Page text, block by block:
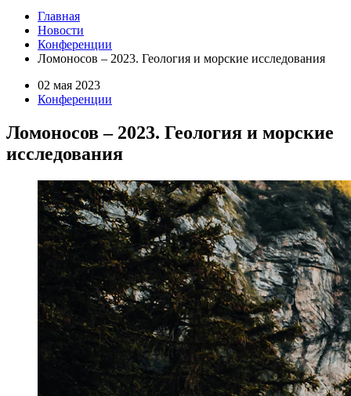
Главная
Новости
Конференции
Ломоносов – 2023. Геология и морские исследования
02 мая 2023
Конференции
Ломоносов – 2023. Геология и морские
исследования